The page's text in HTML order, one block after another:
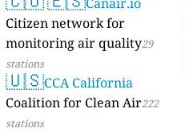
Citizen network for
monitoring air quality29
stations
🇺🇸CCA California
Coalition for Clean Air222
stations